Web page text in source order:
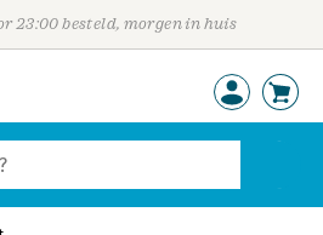
23:00 besteld, morgen in huis